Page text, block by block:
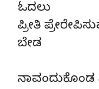
ಓದಲು
ಪ್ರೀತಿ
ಬೇಡ
ನಾವಂದುಕೊಂಡ